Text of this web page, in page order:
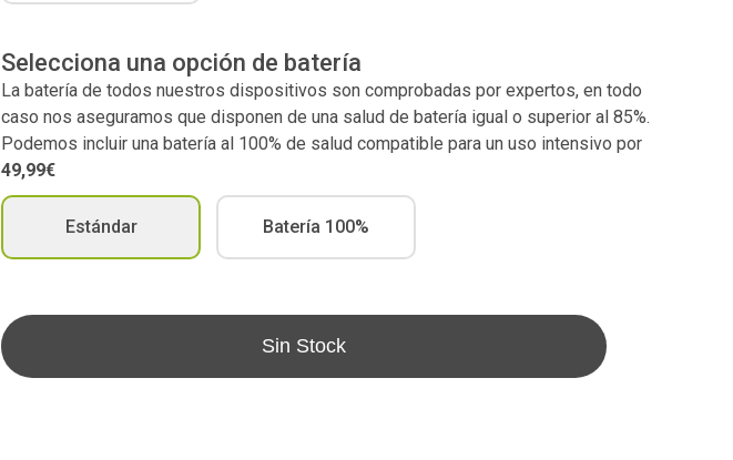
Selecciona una opción de batería
La batería de todos nuestros dispositivos son comprobadas por expertos, en todo
caso nos aseguramos que disponen de una salud de batería igual o superior al 85%.
Podemos incluir una batería al 100% de salud compatible para un uso intensivo por
49,99€
Estándar Batería 100%
Sin Stock